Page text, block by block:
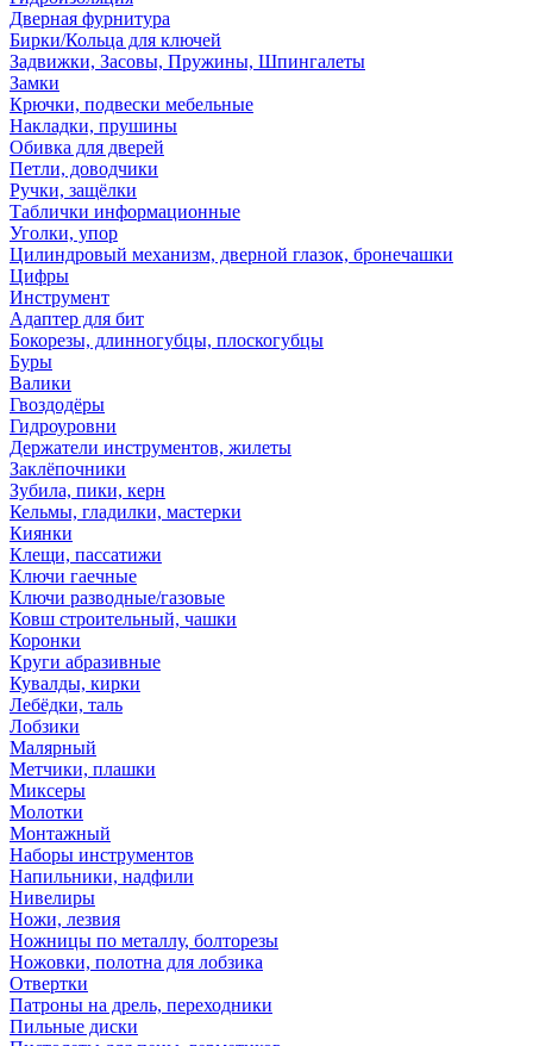
Дверная фурнитура
Бирки/Кольца для ключей
Задвижки, Засовы, Пружины, Шпингалеты
Замки
Крючки, подвески мебельные
Накладки, прушины
Обивка для дверей
Петли, доводчики
Ручки, защёлки
Таблички информационные
Уголки, упор
Цилиндровый механизм, дверной глазок, бронечашки
Цифры
Инструмент
Адаптер для бит
Бокорезы, длинногубцы, плоскогубцы
Буры
Валики
Гвоздодёры
Гидроуровни
Держатели инструментов, жилеты
Заклёпочники
Зубила, пики, керн
Кельмы, гладилки, мастерки
Киянки
Клещи, пассатижи
Ключи гаечные
Ключи разводные/газовые
Ковш строительный, чашки
Коронки
Круги абразивные
Кувалды, кирки
Лебёдки, таль
Лобзики
Малярный
Метчики, плашки
Миксеры
Молотки
Монтажный
Наборы инструментов
Напильники, надфили
Нивелиры
Ножи, лезвия
Ножницы по металлу, болторезы
Ножовки, полотна для лобзика
Отвертки
Патроны на дрель, переходники
Пильные диски